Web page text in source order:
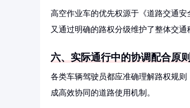
高空作业车的优先权源于《道路交通
又通过明确的路权分级维护了整体交通
六、实际通行中的协调配合原则
各类车辆驾驶员都应准确理解路权规
成高效协同的道路使用机制。